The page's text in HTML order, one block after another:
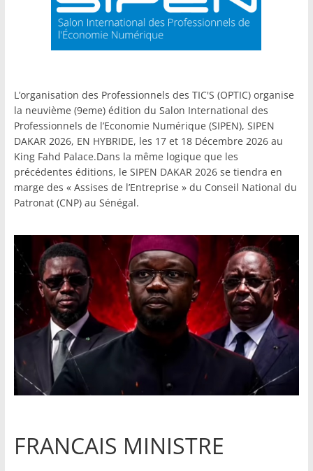
L’organisation des Professionnels des TIC'S (OPTIC) organise
la neuvième (9eme) édition du Salon International des
Professionnels de l’Economie Numérique (SIPEN), SIPEN
DAKAR 2026, EN HYBRIDE, les 17 et 18 Décembre 2026 au
King Fahd Palace.Dans la même logique que les
précédentes éditions, le SIPEN DAKAR 2026 se tiendra en
marge des « Assises de l’Entreprise » du Conseil National du
Patronat (CNP) au Sénégal.
FRANCAIS MINISTRE